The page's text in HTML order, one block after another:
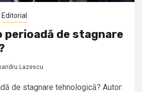
Editorial
perioadă de stagnare
Lazescu
de stagnare tehnologică? Autor: